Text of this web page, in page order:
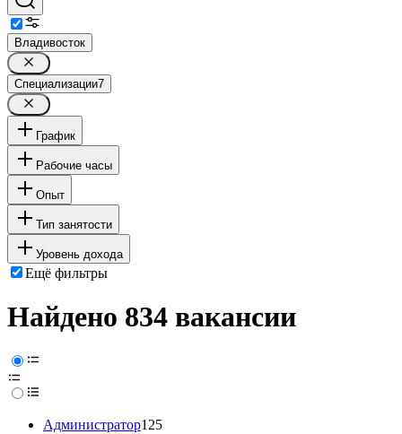
Владивосток
Специализации7
График
Рабочие часы
Опыт
Тип занятости
Уровень дохода
Ещё фильтры
Найдено 834 вакансии
Администратор125